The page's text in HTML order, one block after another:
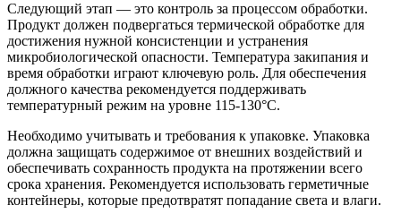
Следующий этап — это контроль за процессом обработки.
Продукт должен подвергаться термической обработке для
достижения нужной консистенции и устранения
микробиологической опасности. Температура закипания и
время обработки играют ключевую роль. Для обеспечения
должного качества рекомендуется поддерживать
температурный режим на уровне 115-130°C.
Необходимо учитывать и требования к упаковке. Упаковка
должна защищать содержимое от внешних воздействий и
обеспечивать сохранность продукта на протяжении всего
срока хранения. Рекомендуется использовать герметичные
контейнеры, которые предотвратят попадание света и влаги.